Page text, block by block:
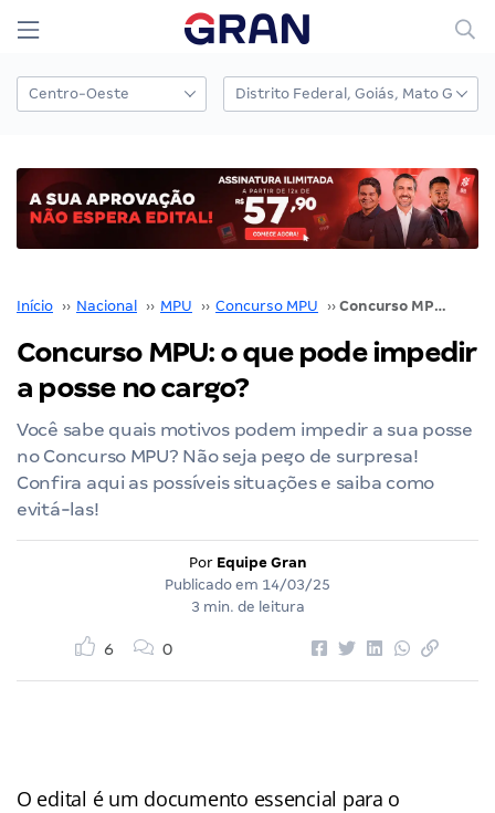
Início ›› Nacional ›› MPU ›› Concurso MPU ›› Concurso MPU: o que pode impedir a posse no cargo?
Concurso MPU: o que pode impedir
a posse no cargo?
Você sabe quais motivos podem impedir a sua posse
no Concurso MPU? Não seja pego de surpresa!
Confira aqui as possíveis situações e saiba como
evitá-las!
Por Equipe Gran
Publicado em 14/03/25
3 min. de leitura
6 0
O edital é um documento essencial para o